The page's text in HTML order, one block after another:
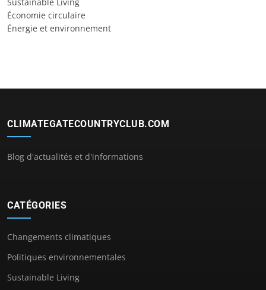
Économie circulaire
Énergie et environnement
CLIMATEGATECOUNTRYCLUB.COM
Blog d'actualités et d'informations
CATÉGORIES
Changements climatiques
Politiques environnementales
Sustainable Living